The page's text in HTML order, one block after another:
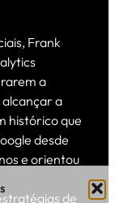
Frank
a
alcançar a
histórico que
desde
e orientou
de